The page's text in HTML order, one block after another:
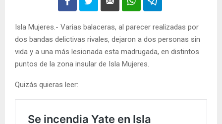
Isla Mujeres.- Varias balaceras, al parecer realizadas por
dos bandas delictivas rivales, dejaron a dos personas sin
vida y a una más lesionada esta madrugada, en distintos
puntos de la zona insular de Isla Mujeres.
Quizás quieras leer: